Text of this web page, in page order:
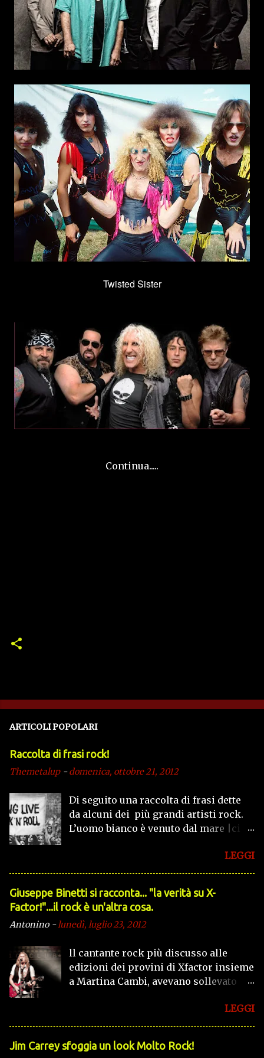
Twisted Sister
Continua.....
ARTICOLI POPOLARI
Raccolta di frasi rock!
Themetalup -domenica, ottobre 21, 2012
Di seguito una raccolta di frasi dette
da alcuni dei più grandi artisti rock.
L’uomo bianco è venuto dal mare |ci
religione |ci ha preso la selvaggina
per i suoi bisogni. (Iron Maiden in Run
To The Hills) Fra il bene e il male c’è
una porta, e io l’aprirò! (Jim Morrison)
Quando saprai che il tuo tempo è
comincerai a capire che la vita
quaggiù non è altro che una strana
illusione. (Iron Maiden in Hallowed Be
| tu splendevi come il sole. | continua
a brillare diamante pazzo. (Pink Floyd
in Shine On You Crazy Diamond) E se
ascolti con attenzione | Alla fine
LEGGI
Giuseppe Binetti si racconta..​. "la verità su X-
Factor!"​...il rock è un'altra cosa.
Antonino -lunedì, luglio 23, 2012
ll cantante rock più discusso alle
edizioni dei provini di Xfactor insieme
a Martina Cambi, avevano sollevato
55° edizione di Castrocaro, e lui un
disco nuovo più votato in alcune radio
d'Italia e non solo. Giuseppe Binetti
vincitore morale lui non ama
LEGGI
Jim Carrey sfoggia un look Molto Rock!